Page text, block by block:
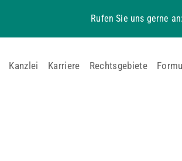
Rufen Sie uns gerne an:
Kanzlei Karriere Rechtsgebiete